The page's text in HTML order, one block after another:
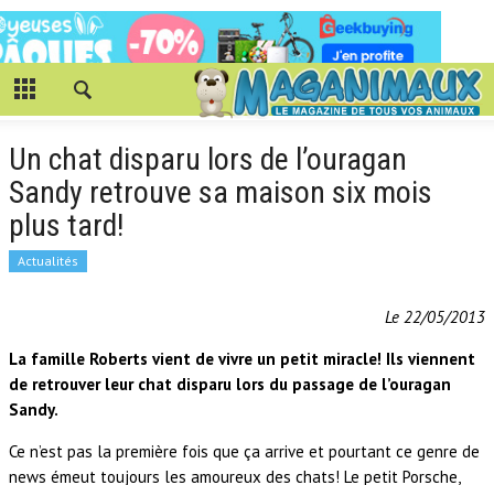
Un chat disparu lors de l’ouragan
Sandy retrouve sa maison six mois
plus tard!
Actualités
Le 22/05/2013
La famille Roberts vient de vivre un petit miracle! Ils viennent
de retrouver leur chat disparu lors du passage de l’ouragan
Sandy.
Ce n’est pas la première fois que ça arrive et pourtant ce genre de
news émeut toujours les amoureux des chats! Le petit Porsche,